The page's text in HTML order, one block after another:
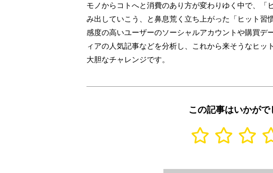
モノからコトへと消費のあり方が変わりゆく中で、「
み出していこう、と鼻息荒く立ち上がった「ヒット習
感度の高いユーザーのソーシャルアカウントや購買デ
ィアの人気記事などを分析し、これから来そうなヒッ
大胆なチャレンジです。
この記事はいかがで